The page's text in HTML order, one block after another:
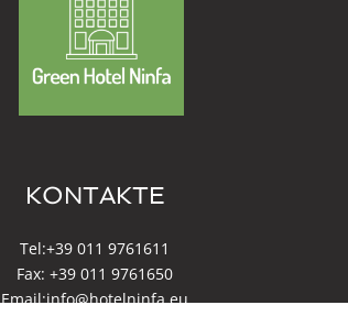
KONTAKTE
Tel:+39 011 9761611
Fax: +39 011 9761650
Email:info@hotelninfa.eu